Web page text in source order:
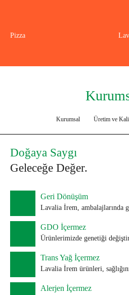
Pizza
Kurumsal Üretim ve
Doğaya Saygı
Geleceğe Değer.
Geri Dönüşüm
Lavalia İrem, ambalajlarında
GDO İçermez
Ürünlerimizde genetiği
Trans Yağ İçermez
Lavalia İrem ürünleri,
Alerjen İçermez